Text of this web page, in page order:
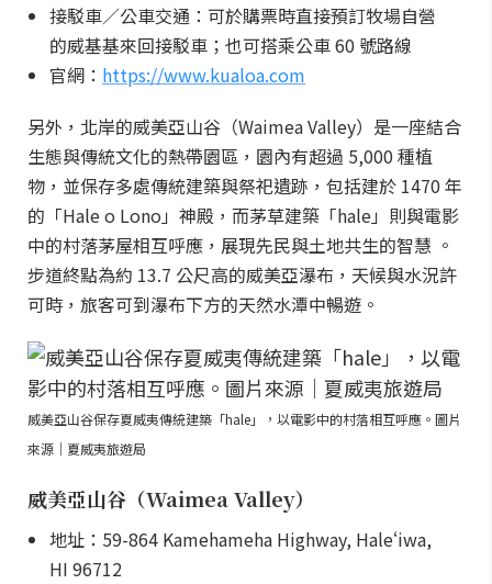
接駁車／公車交通：可於購票時直接預訂牧場自營
的威基基來回接駁車；也可搭乘公車 60 號路線
官網： https://www.kualoa.com
另外，北岸的威美亞山谷（Waimea Valley）是一座結合
生態與傳統文化的熱帶園區，園內有超過 5,000 種植
物，並保存多處傳統建築與祭祀遺跡，包括建於 1470 年
的「Hale o Lono」神殿，而茅草建築「hale」則與電影
中的村落茅屋相互呼應，展現先民與土地共生的智慧 。
步道終點為約 13.7 公尺高的威美亞瀑布，天候與水況許
可時，旅客可到瀑布下方的天然水潭中暢遊。
威美亞山谷保存夏威夷傳統建築「hale」，以電影中的村落相互呼應。圖片
來源｜夏威夷旅遊局
威美亞山谷（Waimea Valley）
地址：59-864 Kamehameha Highway, Haleʻiwa,
HI 96712